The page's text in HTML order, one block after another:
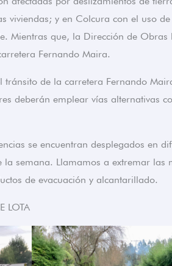
viviendas; y en Colcura con el uso
Mientras que, la Dirección de
Fernando Maira.
de la carretera Fernando
deberán emplear vías alternativas
se encuentran desplegados en
semana. Llamamos a extremar las
de evacuación y alcantarillado.
LOTA